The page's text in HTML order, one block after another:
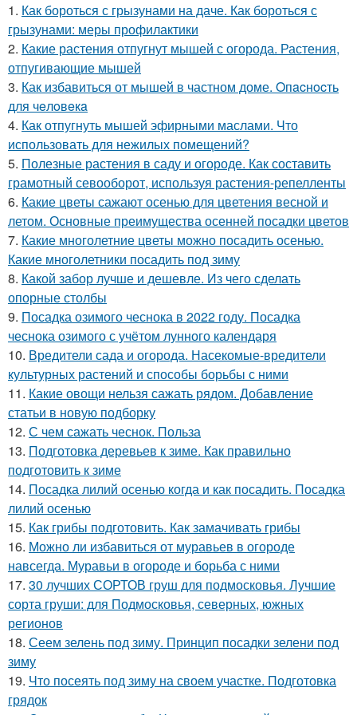
1. Как бороться с грызунами на даче. Как бороться с
грызунами: меры профилактики
2. Какие растения отпугнут мышей с огорода. Растения,
отпугивающие мышей
3. Как избавиться от мышей в частном доме. Oпacнocть
для чeлoвeкa
4. Как отпугнуть мышей эфирными маслами. Что
использовать для нежилых помещений?
5. Полезные растения в саду и огороде. Как составить
грамотный севооборот, используя растения-репелленты
6. Какие цветы сажают осенью для цветения весной и
летом. Основные преимущества осенней посадки цветов
7. Какие многолетние цветы можно посадить осенью.
Какие многолетники посадить под зиму
8. Какой забор лучше и дешевле. Из чего сделать
опорные столбы
9. Посадка озимого чеснока в 2022 году. Посадка
чеснока озимого с учётом лунного календаря
10. Вредители сада и огорода. Насекомые-вредители
культурных растений и способы борьбы с ними
11. Какие овощи нельзя сажать рядом. Добавление
статьи в новую подборку
12. С чем сажать чеснок. Польза
13. Подготовка деревьев к зиме. Как правильно
подготовить к зиме
14. Посадка лилий осенью когда и как посадить. Посадка
лилий осенью
15. Как грибы подготовить. Как замачивать грибы
16. Можно ли избавиться от муравьев в огороде
навсегда. Муравьи в огороде и борьба с ними
17. 30 лучших СОРТОВ груш для подмосковья. Лучшие
сорта груши: для Подмосковья, северных, южных
регионов
18. Сеем зелень под зиму. Принцип посадки зелени под
зиму
19. Что посеять под зиму на своем участке. Подготовка
грядок